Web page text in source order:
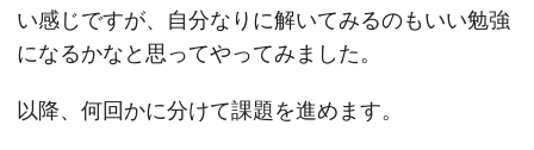
い感じですが、自分なりに解いてみるのもいい勉強
になるかなと思ってやってみました。
以降、何回かに分けて課題を進めます。